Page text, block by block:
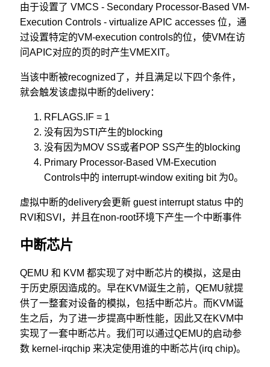
由于设置了 VMCS - Secondary Processor-Based VM-
Execution Controls - virtualize APIC accesses 位，通
过设置特定的VM-execution controls的位，使VM在访
问APIC对应的页的时产生VMEXIT。
当该中断被recognized了，并且满足以下四个条件，
就会触发该虚拟中断的delivery：
RFLAGS.IF = 1
没有因为STI产生的blocking
没有因为MOV SS或者POP SS产生的blocking
Primary Processor-Based VM-Execution
Controls中的 interrupt-window exiting bit 为0。
虚拟中断的delivery会更新 guest interrupt status 中的
RVI和SVI，并且在non-root环境下产生一个中断事件
中断芯片
QEMU 和 KVM 都实现了对中断芯片的模拟，这是由
于历史原因造成的。早在KVM诞生之前，QEMU就提
供了一整套对设备的模拟，包括中断芯片。而KVM诞
生之后，为了进一步提高中断性能，因此又在KVM中
实现了一套中断芯片。我们可以通过QEMU的启动参
数 kernel-irqchip 来决定使用谁的中断芯片(irq chip)。